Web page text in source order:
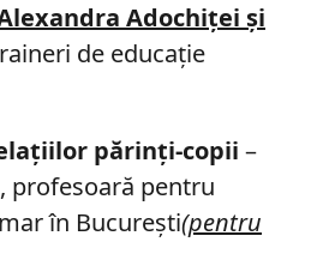
Adochiţei şi
de educaţie
părinţi-copii –
, profesoară pentru
în Bucureşti(pentru